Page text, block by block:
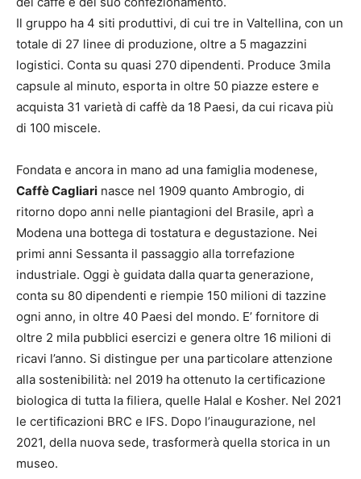
Il gruppo ha 4 siti produttivi, di cui tre in Valtellina, con un
totale di 27 linee di produzione, oltre a 5 magazzini
logistici. Conta su quasi 270 dipendenti. Produce 3mila
capsule al minuto, esporta in oltre 50 piazze estere e
acquista 31 varietà di caffè da 18 Paesi, da cui ricava più
di 100 miscele.
Fondata e ancora in mano ad una famiglia modenese,
Caffè Cagliari nasce nel 1909 quanto Ambrogio, di
ritorno dopo anni nelle piantagioni del Brasile, aprì a
Modena una bottega di tostatura e degustazione. Nei
primi anni Sessanta il passaggio alla torrefazione
industriale. Oggi è guidata dalla quarta generazione,
conta su 80 dipendenti e riempie 150 milioni di tazzine
ogni anno, in oltre 40 Paesi del mondo. E’ fornitore di
oltre 2 mila pubblici esercizi e genera oltre 16 milioni di
ricavi l’anno. Si distingue per una particolare attenzione
alla sostenibilità: nel 2019 ha ottenuto la certificazione
biologica di tutta la filiera, quelle Halal e Kosher. Nel 2021
le certificazioni BRC e IFS. Dopo l’inaugurazione, nel
2021, della nuova sede, trasformerà quella storica in un
museo.